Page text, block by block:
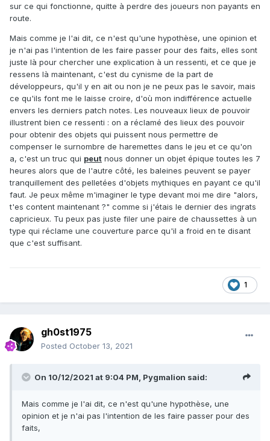
sur ce qui fonctionne, quitte à perdre des joueurs non payants en
route.
Mais comme je l'ai dit, ce n'est qu'une hypothèse, une opinion et
je n'ai pas l'intention de les faire passer pour des faits, elles sont
juste là pour chercher une explication à un ressenti, et ce que je
ressens là maintenant, c'est du cynisme de la part de
développeurs, qu'il y en ait ou non je ne peux pas le savoir, mais
ce qu'ils font me le laisse croire, d'où mon indifférence actuelle
envers les derniers patch notes. Les nouveaux lieux de pouvoir
illustrent bien ce ressenti : on a réclamé des lieux des pouvoir
pour obtenir des objets qui puissent nous permettre de
compenser le surnombre de haremettes dans le jeu et ce qu'on
a, c'est un truc qui peut nous donner un objet épique toutes les 7
heures alors que de l'autre côté, les baleines peuvent se payer
tranquillement des pelletées d'objets mythiques en payant ce qu'il
faut. Je peux même m'imaginer le type devant moi me dire "alors,
t'es content maintenant ?" comme si j'étais le dernier des ingrats
capricieux. Tu peux pas juste filer une paire de chaussettes à un
type qui réclame une couverture parce qu'il a froid en te disant
que c'est suffisant.
1
gh0st1975
Posted October 13, 2021
On 10/12/2021 at 9:04 PM, Pygmalion said:
Mais comme je l'ai dit, ce n'est qu'une hypothèse, une
opinion et je n'ai pas l'intention de les faire passer pour des
faits,